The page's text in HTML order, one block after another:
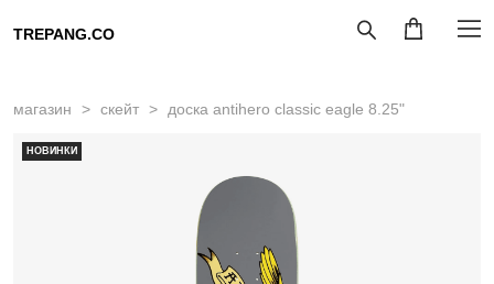
TREPANG.CO
магазин > скейт > доска antihero classic eagle 8.25"
НОВИНКИ